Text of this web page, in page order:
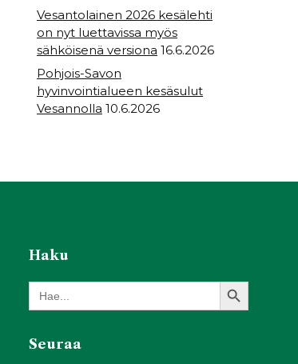
Vesantolainen 2026 kesälehti
on nyt luettavissa myös
sähköisenä versiona 16.6.2026
Pohjois-Savon
hyvinvointialueen kesäsulut
Vesannolla 10.6.2026
Haku
Search
for:
Search Button
Seuraa